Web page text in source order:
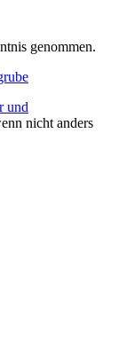
genommen.
und
nicht anders